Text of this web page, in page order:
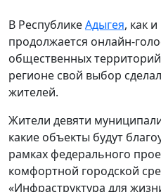
В РеспубликеАдыгея, как
продолжается онлайн-
общественных
регионе свой выбор
жителей.
Жители девяти
какие объекты будут
рамках федерального
комфортной городской
«Инфраструктура для